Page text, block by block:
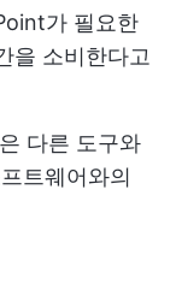
가 필요한
을 소비한다고
다른 도구와
트웨어와의